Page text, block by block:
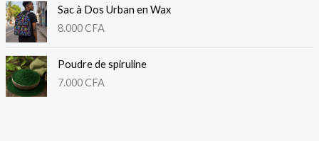
Sac à Dos Urban en Wax
8.000CFA
Poudre de spiruline
7.000CFA